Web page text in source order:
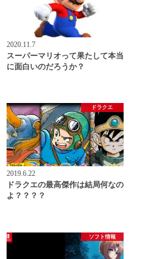
2020.11.7
スーパーマリオって果たして本当
に面白いのだろうか？
ドラクエ
2019.6.22
ドラクエの最高傑作は結局何なの
よ？？？？
ソフト情報